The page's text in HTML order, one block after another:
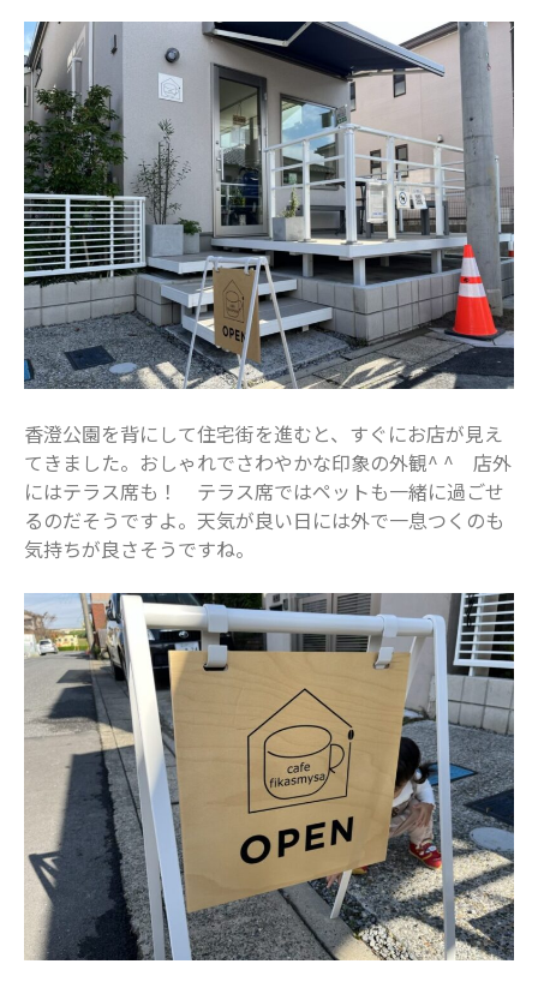
アーカイブ
2025年11月
2025年7月
2025年6月
2025年5月
2025年4月
2025年3月
2025年2月
2025年1月
2024年12月
2024年8月
2024年7月
2024年6月
2024年3月
2024年2月
2024年1月
2023年12月
2023年11月
2023年10月
2023年9月
2023年8月
2023年7月
2023年6月
2023年5月
香澄公園を背にして住宅街を進むと、すぐにお店が見え
てきました。おしゃれでさわやかな印象の外観^ ^ 店外
にはテラス席も！ テラス席ではペットも一緒に過ごせ
るのだそうですよ。天気が良い日には外で一息つくのも
気持ちが良さそうですね。